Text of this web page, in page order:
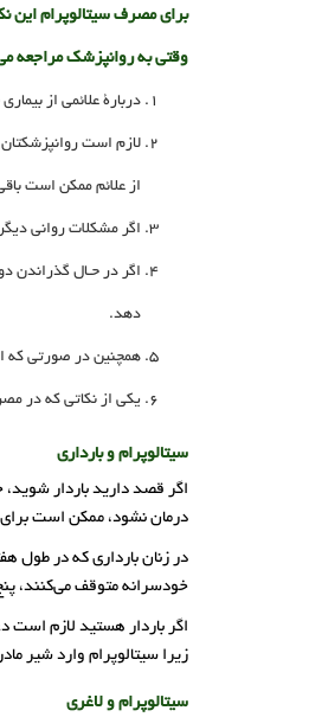
برای مصرف سیتالوپرام این
وقتی به روانپزشک مراجعه
دربارۀ علائمی از
لازم است
از علائم ممکن است
اگر مشکلات روانی
اگر در حـال گذراندن
دهد.
همچنین در صورتی که
یکی از نکاتی که در
سیتالوپرام و بارداری
اگر قصد دارید باردار
درمان نشود، ممکن است
خودسرانه متوقف می‌کنند،
اگر باردار هستید لازم است
زیرا سیتالوپرام وارد شیر
سیتالوپرام و لاغری